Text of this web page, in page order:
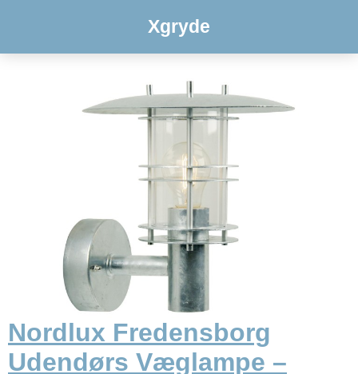
Xgryde
Nordlux Fredensborg
Udendørs Væglampe –